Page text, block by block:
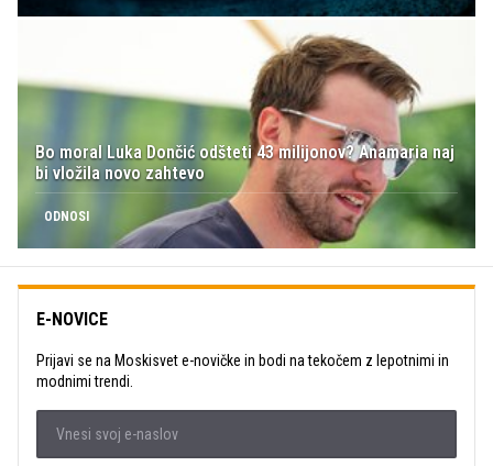
Bo moral Luka Dončić odšteti 43 milijonov? Anamaria naj
bi vložila novo zahtevo
ODNOSI
E-NOVICE
Prijavi se na Moskisvet e-novičke in bodi na tekočem z lepotnimi in
modnimi trendi.